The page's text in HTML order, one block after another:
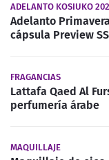
ADELANTO KOSIUKO
Adelanto
cápsula Preview
FRAGANCIAS
Lattafa Qaed Al
perfumería árabe
MAQUILLAJE